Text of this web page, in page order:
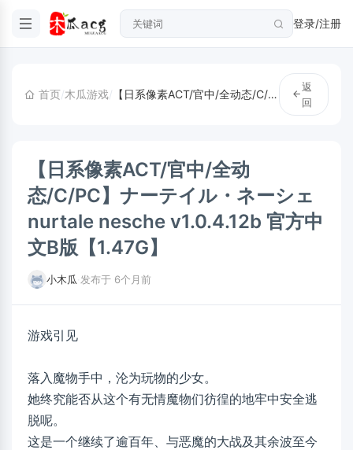
登录/注册
首页/木瓜游戏/ 【日系像素ACT/官中/全动态/C/PC】ナーテイル・ネーシェ nurtale nesche v1.0.4.12b 官方中文B版【1.47G】
返
回
【日系像素ACT/官中/全动
态/C/PC】ナーテイル・ネーシェ
nurtale nesche v1.0.4.12b 官方中
文B版【1.47G】
小木瓜 发布于 6个月前
游戏引见
落入魔物手中，沦为玩物的少女。
她终究能否从这个有无情魔物们彷徨的地牢中安全逃
脱呢。
这是一个继续了逾百年、与恶魔的大战及其余波至今